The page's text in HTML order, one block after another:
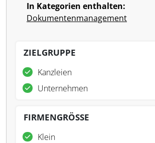
In Kategorien enthalten:
Dokumentenmanagement
ZIELGRUPPE
Kanzleien
Unternehmen
FIRMENGRÖSSE
Klein